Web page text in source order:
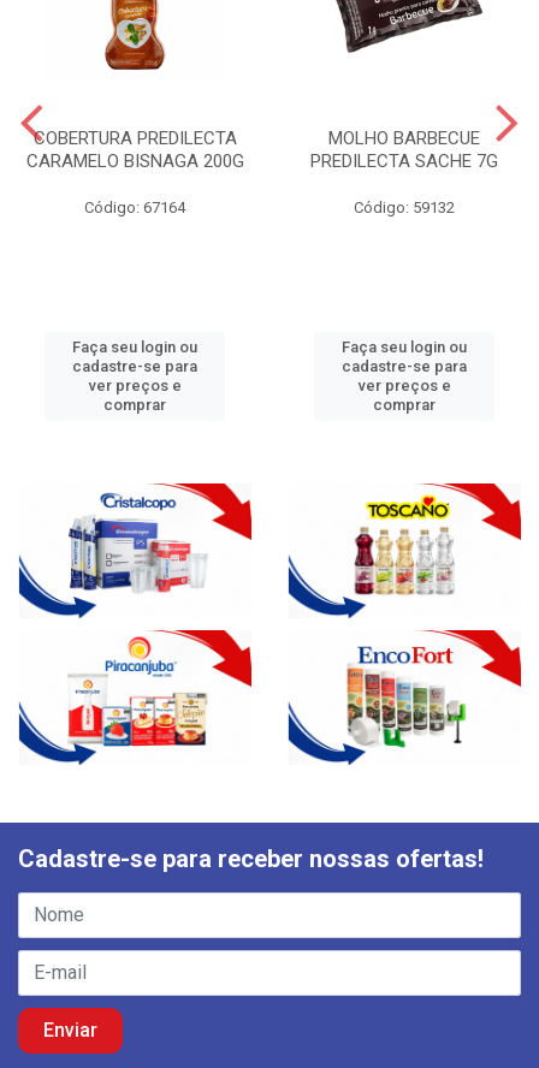
COBERTURA PREDILECTA
CARAMELO BISNAGA 200G
Código: 67164
Faça seu login ou
cadastre-se para
ver preços e
comprar
MOLHO BARBECUE
PREDILECTA SACHE 7G
Código: 59132
Faça seu login ou
cadastre-se para
ver preços e
comprar
Cadastre-se para receber nossas ofertas!